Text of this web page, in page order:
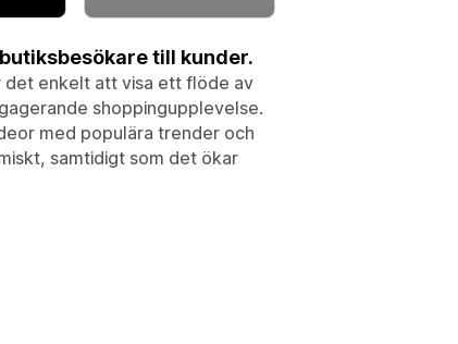
till kunder.
det enkelt att visa ett flöde av
shoppingupplevelse.
med populära trender och
samtidigt som det ökar